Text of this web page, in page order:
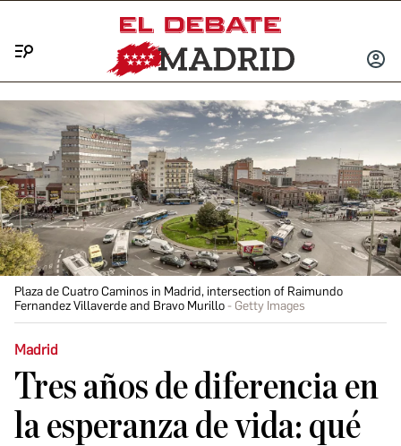
INICIAR
Plaza de Cuatro Caminos in Madrid, intersection of Raimundo
Fernandez Villaverde and Bravo Murillo
Getty Images
Madrid
Tres años de diferencia en
la esperanza de vida: qué